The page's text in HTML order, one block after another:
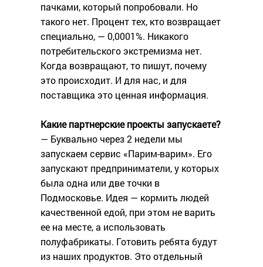
пачками, который попробовали. Но
такого нет. Процент тех, кто возвращает
специально, — 0,0001%. Никакого
потребительского экстремизма нет.
Когда возвращают, то пишут, почему
это происходит. И для нас, и для
поставщика это ценная информация.
Какие партнерские проекты запускаете?
— Буквально через 2 недели мы
запускаем сервис «Парим-варим». Его
запускают предприниматели, у которых
была одна или две точки в
Подмосковье. Идея — кормить людей
качественной едой, при этом не варить
ее на месте, а использовать
полуфабрикаты. Готовить ребята будут
из наших продуктов. Это отдельный